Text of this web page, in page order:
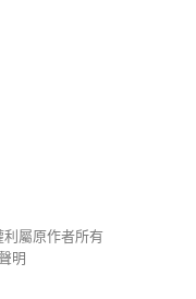
屬原作者所有
明